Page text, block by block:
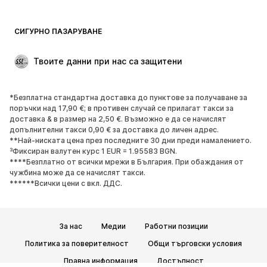
Специални Поводи
ОБУВКИ
НОВО
Популярно
Маратонки
Боти
Обувки с висок ток
Ботуши
Сандали
Ниски обувки
ЕКСКЛУЗИВНО
СИГУРНО ПАЗАРУВАНЕ
Твоите данни при нас са защитени
*Безплатна стандартна доставка до пунктове за получаване за
поръчки над 17,90 €; в противен случай се прилагат такси за
доставка & в размер на 2,50 €. Възможно е да се начислят
допълнителни такси 0,90 € за доставка до личен адрес.
**Най-ниската цена през последните 30 дни преди намалението.
³Фиксиран валутен курс 1 EUR = 1.95583 BGN.
****Безплатно от всички мрежи в България. При обаждания от
чужбина може да се начислят такси.
******Всички цени с вкл. ДДС.
За нас Медии
Работни позиции
Политика за поверителност
Общи търговски условия
Правна информация
Достъпност